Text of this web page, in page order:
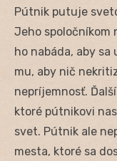
Pútnik putuje
Jeho spoločníkom
ho nabáda, aby sa
mu, aby nič
nepríjemnosť.
ktoré pútnikovi
svet. Pútnik ale
mesta, ktoré sa